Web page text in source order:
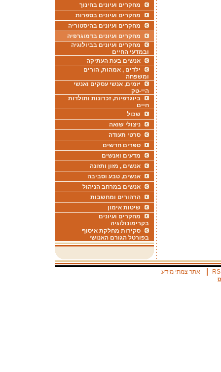
מחקרים ועיונים בחינוך
מחקרים ועיונים בספרות
מחקרים ועיונים בהיסטוריה
מחקרים ועיונים בדמוגרפיה
מחקרים ועיונים בביולוגיה
ובמדעי החיים
אנשים בעת העתיקה
ילדים , אמהות, הורים
ומשפחה
יזמים, אנשי עסקים ואנשי
היי-טק
ביוגרפיות, זכרונות ותולדות
חיים
שכול
ניצולי שואה
סרטי תעודה
ספרים חדשים
מדעים ואנשים
אנשים , מזון ותזונה
אנשים, טבע וסביבה
אנשים במרחב הניהול
הרהורים ומחשבות
שיטות אימון
מחקרים ועיונים
בקרימונולוגיה
סקירות מחלקת איסוף
בפורטל הגורם האנושי
אתר צמתי מידע